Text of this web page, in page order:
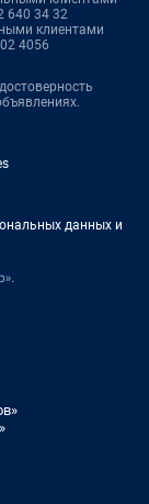
640 34 32
клиентами
4056
данных и